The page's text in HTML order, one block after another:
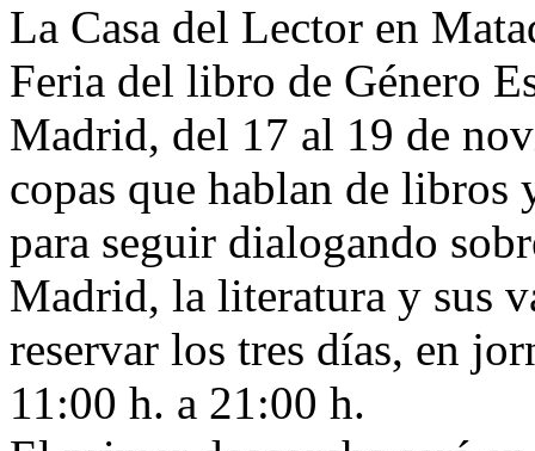
La Casa del Lector en
Feria del libro de Género
Madrid, del 17 al 19 de
copas que hablan de
para seguir dialogando
Madrid, la literatura y sus
reservar los tres días, en
11:00 h. a 21:00 h.